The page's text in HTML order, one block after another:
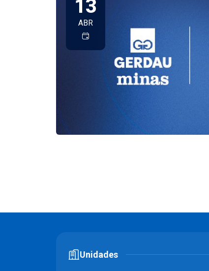
13
ABR
Unidades